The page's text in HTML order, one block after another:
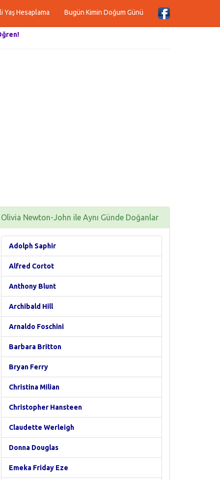
Yaş Hesaplama Bugün Kimin Doğum Günü
Olivia Newton-John ile Aynı Günde Doğanlar
Adolph Saphir
Alfred Cortot
Anthony Blunt
Archibald Hill
Arnaldo Foschini
Barbara Britton
Bryan Ferry
Christina Milian
Christopher Hansteen
Claudette Werleigh
Donna Douglas
Emeka Friday Eze